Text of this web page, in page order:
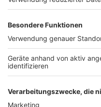
Werben
Archiv
ANTENNE BAYERN GROUP
Stiftung ANTENNE BAYERN
hilft
Teilnahmebedingungen